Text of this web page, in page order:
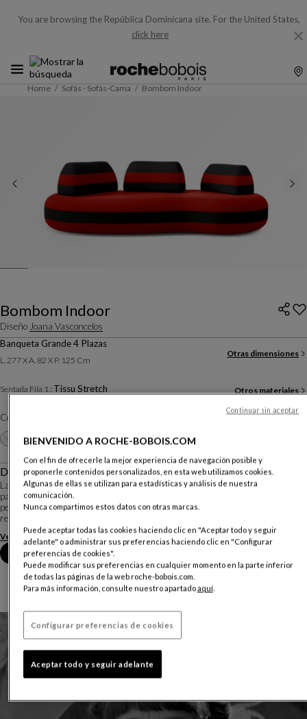
You are browsing the República Dominicana site. For the United States,
click here
Home Sofás - Sofás-Cama Bombom Indoor
Bombom Indoor
Diseño Joana Vasconcelos
Banqueta Grande 4 Plazas
L. 277 X A. 82 X P. 125 Cm
Otras dimensiones
Sentada Fila 1 : Tissu Stretch Otros materiales
Color :
+10
Descripción
La artista portuguesa Joana Vasconcelos ha diseñado la colección Bombom
para Roche Bobois. Una línea de asientos de formas atrevidas y exuberantes,
pensada tanto para interior como para exterior. Las líneas de estos módulos
recuerdan las formas fluid...
Ver más Descargar la ficha técnica
Reserva una cita en tienda
BIENVENIDO A ROCHE-BOBOIS.COM
Con el fin de ofrecerle la mejor experiencia de navegación posible y
proponerle contenidos personalizados, en esta web utilizamos cookies.
Algunas de ellas se utilizan para estadísticas y análisis de nuestra
comunicación.
Nunca compartimos estos datos con otras marcas.
Puede aceptar todas las cookies haciendo clic en "Aceptar todo y seguir
adelante" o administrar sus preferencias haciendo clic en "Configurar
preferencias de cookies".
Puede modificar sus preferencias en cualquier momento en la parte inferior
de todas las páginas de la web roche-bobois.com.
Para más información, consulte nuestro apartadoaquí.
Configurar preferencias de cookies
Aceptar todo y seguir adelante
Continuar sin aceptar